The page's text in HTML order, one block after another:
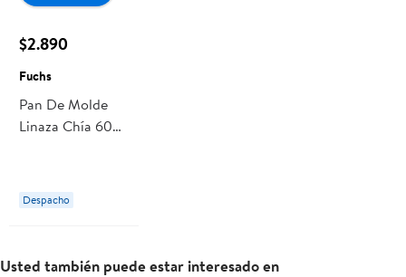
$2.890
Fuchs
Pan De Molde
Linaza Chía 600
Despacho
Usted también puede estar interesado en